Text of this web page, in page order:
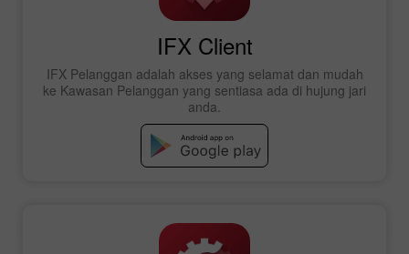
IFX Client
IFX Pelanggan adalah akses yang selamat dan mudah
ke Kawasan Pelanggan yang sentiasa ada di hujung jari
anda.